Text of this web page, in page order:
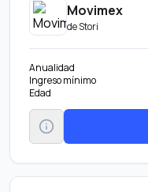
Movimex
deStori
Anualidad
Ingreso mínimo
Edad